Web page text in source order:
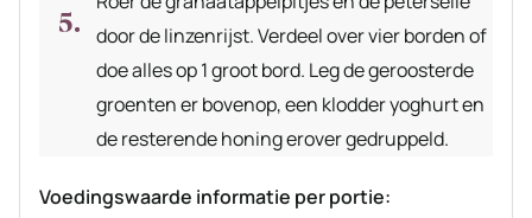
door de linzenrijst. Verdeel over vier borden of
doe alles op 1 groot bord. Leg de geroosterde
groenten er bovenop, een klodder yoghurt en
de resterende honing erover gedruppeld.
Voedingswaarde informatie per portie: